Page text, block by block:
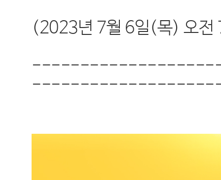
(2023년 7월 6일(목) 오전